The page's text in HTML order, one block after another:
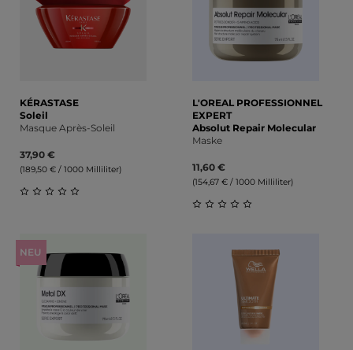
KÉRASTASE
Soleil
Masque Après-Soleil
37,90 €
(189,50 € / 1000 Milliliter)
L'OREAL PROFESSIONNEL
EXPERT
Absolut Repair Molecular
Maske
11,60 €
(154,67 € / 1000 Milliliter)
NEU